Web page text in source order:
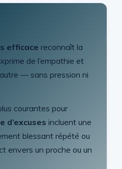
efficace reconnaît la
de l’empathie et
— sans pression ni
courantes pour
d’excuses incluent une
blessant répété ou
envers un proche ou un